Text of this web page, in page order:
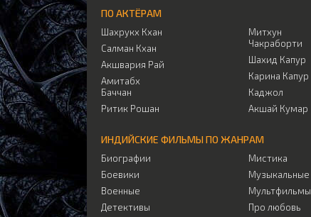
ПО АКТЁРАМ
Шахрукх Кхан
Салман Кхан
Акшвария Рай
Амитабх
Баччан
Ритик Рошан
Митхун
Чакраборти
Шахид Капур
Карина Капур
Каджол
Акшай Кумар
ИНДИЙСКИЕ ФИЛЬМЫ ПО ЖАНРАМ
Биографии
Боевики
Военные
Детективы
Мистика
Музыкальные
Мультфильмы
Про любовь